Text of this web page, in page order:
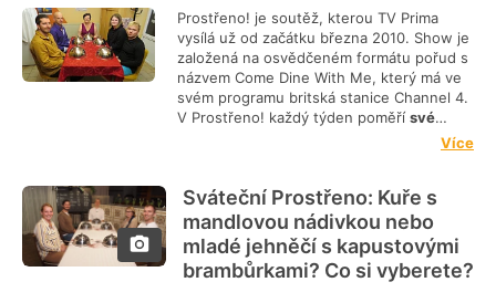
Prostřeno! je soutěž, kterou TV Prima
vysílá už od začátku března 2010. Show je
založená na osvědčeném formátu pořud s
názvem Come Dine With Me, který má ve
svém programu britská stanice Channel 4.
V Prostřeno! každý týden poměří své
webu Toprecepty.cz nabízíme některé
originální recepty, které si soutěžící zvolili.
Více
Sváteční Prostřeno: Kuře s
mandlovou nádivkou nebo
mladé jehněčí s kapustovými
brambůrkami? Co si vyberete?